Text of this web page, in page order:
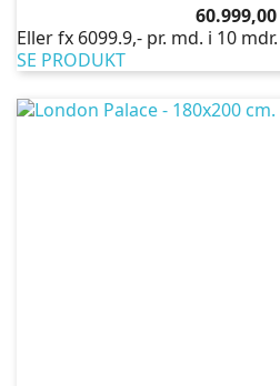
Pris
Eller fx 6099.9,- pr. md. i 10 mdr.
SE PRODUKT